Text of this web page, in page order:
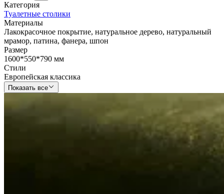
Категория
Туалетные столики
Материалы
Лакокрасочное покрытие, натуральное дерево, натуральный
мрамор, патина, фанера, шпон
Размер
1600*550*790 мм
Стили
Европейская классика
Показать все